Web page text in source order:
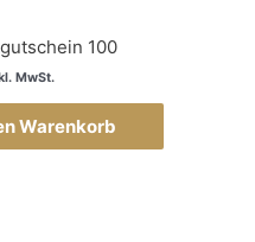
100
MwSt.
Warenkorb